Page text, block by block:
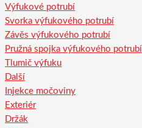
Výfukové potrubí
Svorka výfukového potrubí
Závěs výfukového potrubí
Pružná spojka výfukového potrubí
Tlumič výfuku
Další
Injekce močoviny
Exteriér
Držák